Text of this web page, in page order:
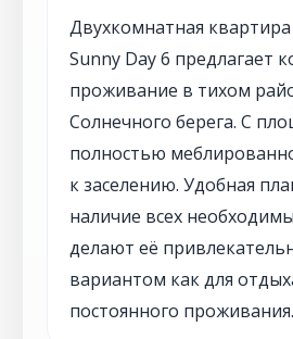
Двухкомнатная
Sunny Day 6 предлагает
проживание в тихом
Солнечного берега. С
полностью
к заселению. Удобная
наличие всех
делают её
вариантом как для
постоянного проживания.